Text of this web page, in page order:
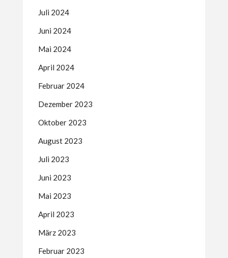
Juli 2024
Juni 2024
Mai 2024
April 2024
Februar 2024
Dezember 2023
Oktober 2023
August 2023
Juli 2023
Juni 2023
Mai 2023
April 2023
März 2023
Februar 2023